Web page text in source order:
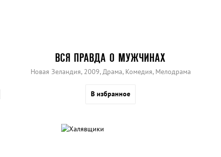
ВСЯ ПРАВДА О МУЖЧИНАХ
Новая Зеландия, 2009, Драма, Комедия, Мелодрама
В избранное